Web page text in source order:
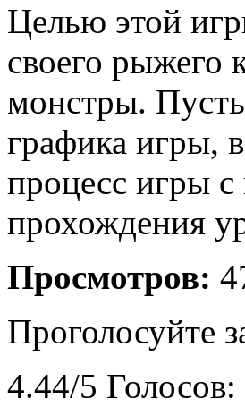
Целью этой
своего рыжего
монстры.
графика игры,
процесс игры
прохождения
Просмотров:
Проголосуйте
4.44/5 Голосов: